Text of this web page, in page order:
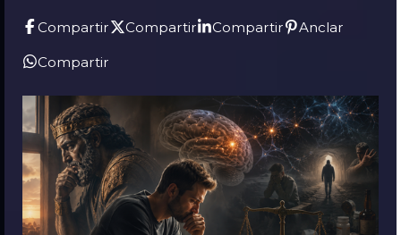
Compartir Compartir Compartir Anclar
Compartir